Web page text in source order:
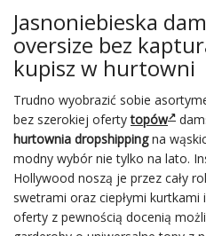
Jasnoniebieska
oversize bez
kupisz w hurtowni
Trudno wyobrazić sobie
bez szerokiej ofertytopów
hurtownia dropshippingna
modny wybór nie tylko na lato.
Hollywood noszą je przez cały
swetrami oraz ciepłymi kurtkami
oferty z pewnością docenią